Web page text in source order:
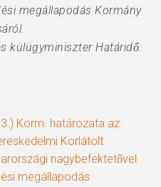
megállapodás Kormány
külügyminiszter Határidő:
Korm. határozata az
Korlátolt
nagybefektetővel
megállapodás